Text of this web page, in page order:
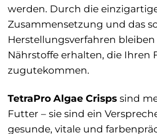
werden. Durch die
Zusammensetzung und das
Herstellungsverfahren
Nährstoffe erhalten, die Ihren
zugutekommen.
TetraPro Algae Crisps sind
Futter – sie sind ein
gesunde, vitale und